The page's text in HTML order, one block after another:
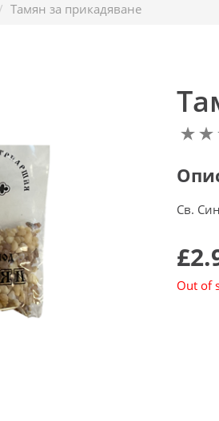
Тамян за прикадяване
Св.
Out of